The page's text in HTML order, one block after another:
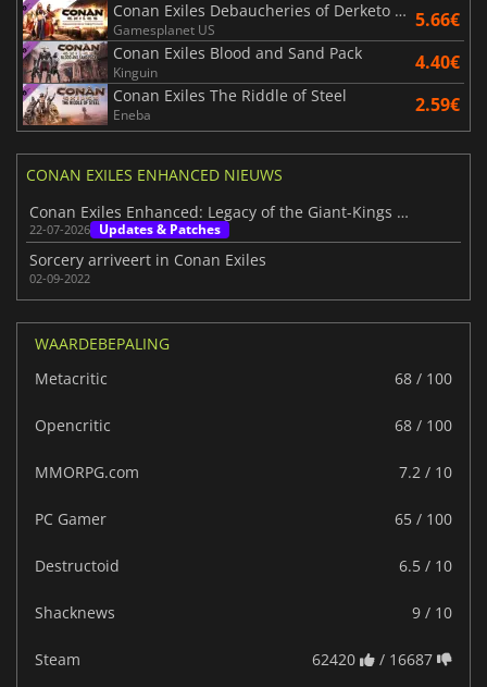
Conan Exiles Debaucheries of Derketo Pack
Gamesplanet US 5.66€
Conan Exiles Blood and Sand Pack
Kinguin 4.40€
Conan Exiles The Riddle of Steel
Eneba 2.59€
CONAN EXILES ENHANCED NIEUWS
Conan Exiles Enhanced: Legacy of the Giant-Kings Part 1, gaat officieel van start
22-07-2026 Updates & Patches
Sorcery arriveert in Conan Exiles
02-09-2022
WAARDEBEPALING
Metacritic
68 / 100
Opencritic 68 / 100
MMORPG.com 7.2 / 10
PC Gamer 65 / 100
Destructoid 6.5 / 10
Shacknews 9 / 10
Steam 62420 / 16687